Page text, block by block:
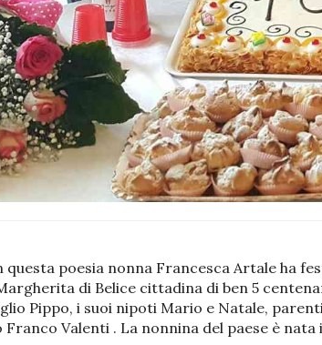
questa poesia nonna Francesca Artale ha
di Belice cittadina di ben 5
Pippo, i suoi nipoti Mario e Natale,
Valenti . La nonnina del paese è nata